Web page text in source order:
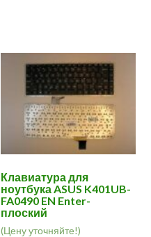
Клавиатура для
ноутбука ASUS K401UB-
FA0490 EN Enter-
плоский
(Цену уточняйте!)